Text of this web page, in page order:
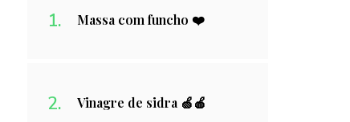
Massa com funcho ❤️
Vinagre de sidra 🍏🍎